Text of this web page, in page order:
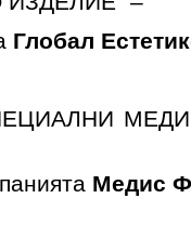
Глобал
Mедис